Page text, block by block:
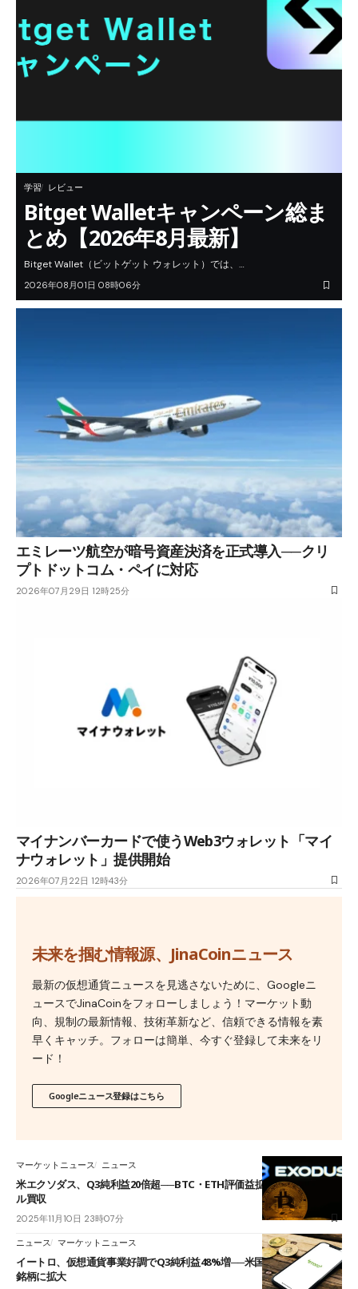
学習 レビュー
Bitget Walletキャンペーン総ま
とめ【2026年8月最新】
Bitget Wallet（ビットゲット ウォレット）では、…
2026年08月01日 08時06分
エミレーツ航空が暗号資産決済を正式導入──クリ
プトドットコム・ペイに対応
2026年07月29日 12時25分
マイナンバーカードで使うWeb3ウォレット「マイ
ナウォレット」提供開始
2026年07月22日 12時43分
未来を掴む情報源、JinaCoinニュース
最新の仮想通貨ニュースを見逃さないために、Googleニ
ュースでJinaCoinをフォローしましょう！マーケット動
向、規制の最新情報、技術革新など、信頼できる情報を素
早くキャッチ。フォローは簡単、今すぐ登録して未来をリ
ード！
Googleニュース登録はこちら
マーケットニュース ニュース
米エクソダス、Q3純利益20倍超──BTC・ETH評価益拡大、グレイトフ
ル買収
2025年11月10日 23時07分
ニュース マーケットニュース
イートロ、仮想通貨事業好調でQ3純利益48%増──米国で3銘柄から110
銘柄に拡大